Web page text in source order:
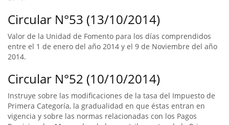
Circular N°53 (13/10/2014)
Valor de la Unidad de Fomento para los días comprendidos
entre el 1 de enero del año 2014 y el 9 de Noviembre del año
2014.
Circular N°52 (10/10/2014)
Instruye sobre las modificaciones de la tasa del Impuesto de
Primera Categoría, la gradualidad en que éstas entran en
vigencia y sobre las normas relacionadas con los Pagos